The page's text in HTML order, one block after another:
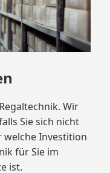
Wir
Sie sich nicht
welche Investition
für Sie im
ist.